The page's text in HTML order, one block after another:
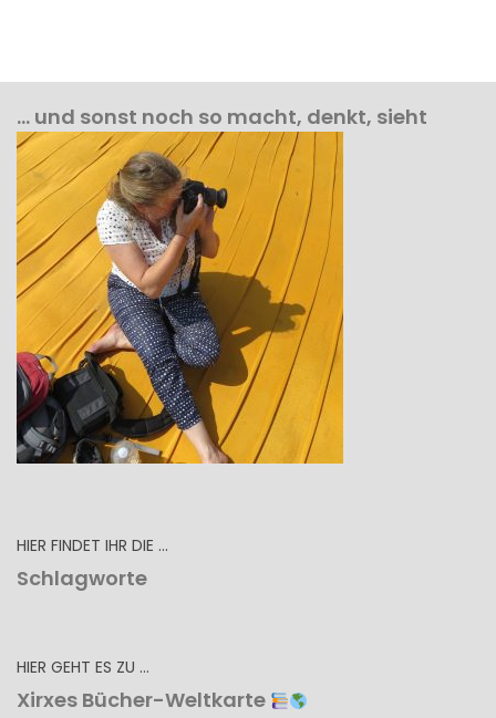
… und sonst noch so macht, denkt, sieht
HIER FINDET IHR DIE …
Schlagworte
HIER GEHT ES ZU …
Xirxes Bücher-Weltkarte